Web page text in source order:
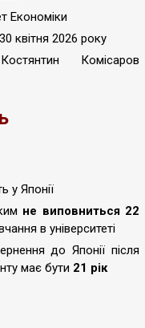
Економіки
30 квітня 2026 року
Комісаров
у Японії
не виповниться 22
в університеті
до Японії після
має бути 21 рік